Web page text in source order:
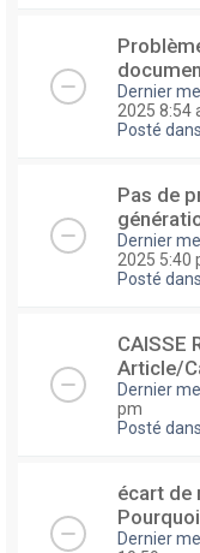
Dernier
2025 8:54
Posté dans
Pas de
Dernier
2025 5:40
Posté dans
CAISSE
Article/
Dernier
pm
Posté dans
écart de
Dernier